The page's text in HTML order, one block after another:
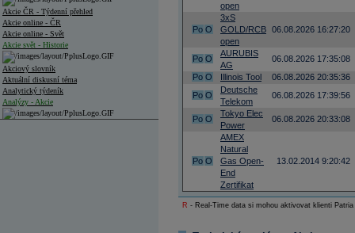
Akcie ČR - Týdenní přehled
Akcie online - ČR
Akcie online - Svět
Akcie svět - Historie
Akciový slovník
Aktuální diskusní téma
Analytický týdeník
Analýzy - Akcie
open
Po O
3xS
GOLD/RCB
open
06.08.2026 16:27:20
Po O
AURUBIS
AG
06.08.2026 17:35:08
Po O Illinois Tool
06.08.2026 20:35:36
Po O
Deutsche
Telekom
06.08.2026 17:39:56
Po O
Tokyo Elec
Power
06.08.2026 20:33:08
Po O
AMEX
Natural
Gas Open-
End
Zertifikat
13.02.2014 9:20:42
R - Real-Time data si mohou aktivovat klienti